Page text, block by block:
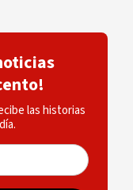
las historias